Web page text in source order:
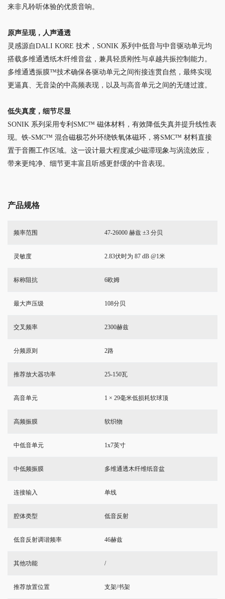
来非凡聆听体验的优质音响。
原声呈现，人声通透
灵感源自DALI KORE 技术，SONIK 系列中低音与中音驱动单元均
搭载多维通透纸木纤维音盆，兼具轻质刚性与卓越共振控制能力。
多维通透振膜™技术确保各驱动单元之间衔接连贯自然，最终实现
更逼真、无音染的中高频表现，以及与高音单元之间的无缝过渡。
低失真度，细节尽显
SONIK 系列采用专利SMC™ 磁体材料，有效降低失真并提升线性表
现。铁-SMC™ 混合磁极芯外环绕铁氧体磁环，将SMC™ 材料直接
置于音圈工作区域。这一设计最大程度减少磁滞现象与涡流效应，
带来更纯净、细节更丰富且听感更舒缓的中音表现。
产品规格
频率范围 47-26000 赫兹 ±3 分贝
灵敏度 2.83伏时为 87 dB @1米
标称阻抗 6欧姆
最大声压级 108分贝
交叉频率 2300赫兹
分频原则 2路
推荐放大器功率 25-150瓦
高音单元 1 × 29毫米低损耗软球顶
高频振膜 软织物
中低音单元 1x7英寸
中低频振膜 多维通透木纤维纸音盆
连接输入 单线
腔体类型 低音反射
低音反射调谐频率 46赫兹
其他功能 /
推荐放置位置 支架/书架